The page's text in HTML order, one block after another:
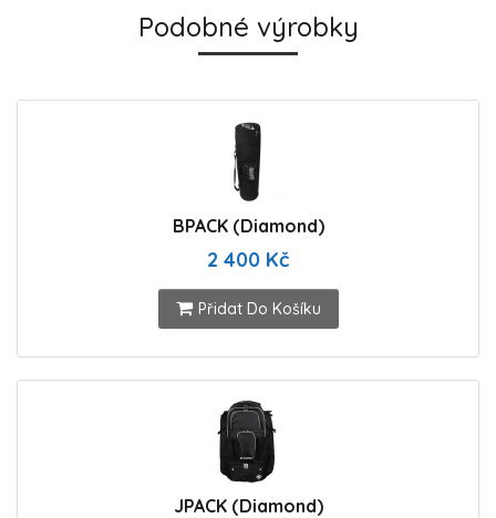
Podobné výrobky
BPACK (Diamond)
2 400 Kč
Přidat Do Košíku
JPACK (Diamond)